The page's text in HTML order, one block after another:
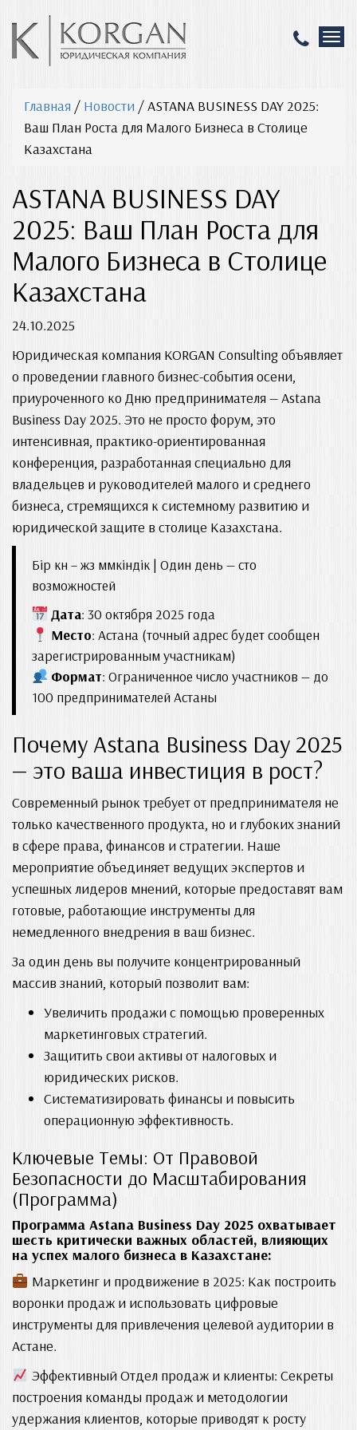
T
Главная / Новости /ASTANA BUSINESS DAY 2025:
Ваш План Роста для Малого Бизнеса в Столице
Казахстана
ASTANA BUSINESS DAY
2025: Ваш План Роста для
Малого Бизнеса в Столице
Казахстана
24.10.2025
Юридическая компания KORGAN Consulting объявляет
о проведении главного бизнес-события осени,
приуроченного ко Дню предпринимателя — Astana
Business Day 2025. Это не просто форум, это
интенсивная, практико-ориентированная
конференция, разработанная специально для
владельцев и руководителей малого и среднего
бизнеса, стремящихся к системному развитию и
юридической защите в столице Казахстана.
Бір күн – жүз мүмкіндік | Один день — сто
возможностей
Дата: 30 октября 2025 года
Место: Астана (точный адрес будет сообщен
зарегистрированным участникам)
Формат: Ограниченное число участников — до
100 предпринимателей Астаны
Почему Astana Business Day 2025
— это ваша инвестиция в рост?
Современный рынок требует от предпринимателя не
только качественного продукта, но и глубоких знаний
в сфере права, финансов и стратегии. Наше
мероприятие объединяет ведущих экспертов и
успешных лидеров мнений, которые предоставят вам
готовые, работающие инструменты для
немедленного внедрения в ваш бизнес.
За один день вы получите концентрированный
массив знаний, который позволит вам:
Увеличить продажи с помощью проверенных
маркетинговых стратегий.
Защитить свои активы от налоговых и
юридических рисков.
Систематизировать финансы и повысить
операционную эффективность.
Ключевые Темы: От Правовой
Безопасности до Масштабирования
(Программа)
Программа Astana Business Day 2025 охватывает
шесть критически важных областей, влияющих
на успех малого бизнеса в Казахстане:
Маркетинг и продвижение в 2025: Как построить
воронки продаж и использовать цифровые
инструменты для привлечения целевой аудитории в
Астане.
Эффективный Отдел продаж и клиенты: Секреты
построения команды продаж и методологии
удержания клиентов, которые приводят к росту